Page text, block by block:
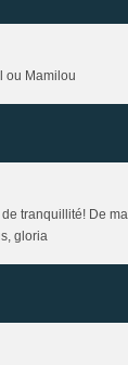
ou Mamilou
tranquillité! De ma
gloria